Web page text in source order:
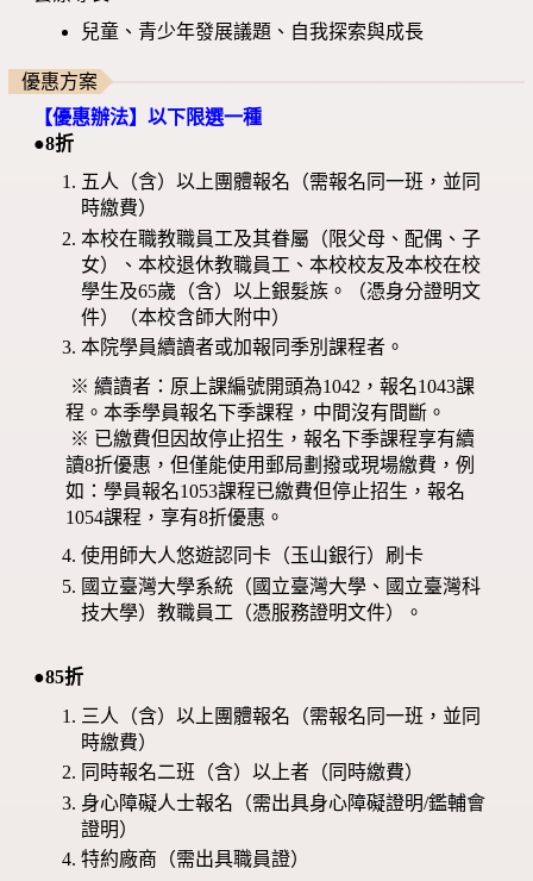
兒童、青少年發展議題、自我探索與成長
優惠方案
【優惠辦法】以下限選一種
●8折
五人（含）以上團體報名（需報名同一班，並同
時繳費）
本校在職教職員工及其眷屬（限父母、配偶、子
女）、本校退休教職員工、本校校友及本校在校
學生及65歲（含）以上銀髮族。（憑身分證明文
件）（本校含師大附中）
本院學員續讀者或加報同季別課程者。
※ 續讀者：原上課編號開頭為1042，報名1043課
程。本季學員報名下季課程，中間沒有間斷。
※ 已繳費但因故停止招生，報名下季課程享有續
讀8折優惠，但僅能使用郵局劃撥或現場繳費，例
如：學員報名1053課程已繳費但停止招生，報名
1054課程，享有8折優惠。
使用師大人悠遊認同卡（玉山銀行）刷卡
國立臺灣大學系統（國立臺灣大學、國立臺灣科
技大學）教職員工（憑服務證明文件）。
●85折
三人（含）以上團體報名（需報名同一班，並同
時繳費）
同時報名二班（含）以上者（同時繳費）
身心障礙人士報名（需出具身心障礙證明/鑑輔會
證明）
特約廠商（需出具職員證）